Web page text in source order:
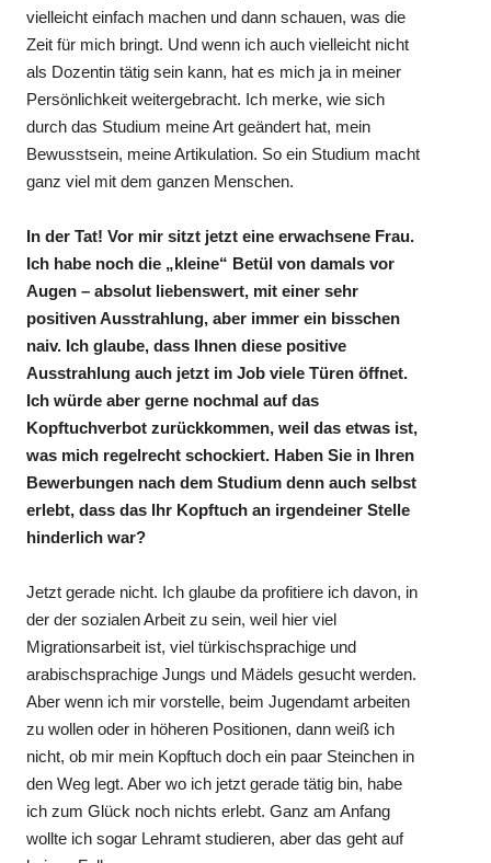
vielleicht einfach machen und dann schauen, was die
Zeit für mich bringt. Und wenn ich auch vielleicht nicht
als Dozentin tätig sein kann, hat es mich ja in meiner
Persönlichkeit weitergebracht. Ich merke, wie sich
durch das Studium meine Art geändert hat, mein
Bewusstsein, meine Artikulation. So ein Studium macht
ganz viel mit dem ganzen Menschen.
In der Tat! Vor mir sitzt jetzt eine erwachsene Frau.
Ich habe noch die „kleine“ Betül von damals vor
Augen – absolut liebenswert, mit einer sehr
positiven Ausstrahlung, aber immer ein bisschen
naiv. Ich glaube, dass Ihnen diese positive
Ausstrahlung auch jetzt im Job viele Türen öffnet.
Ich würde aber gerne nochmal auf das
Kopftuchverbot zurückkommen, weil das etwas ist,
was mich regelrecht schockiert. Haben Sie in Ihren
Bewerbungen nach dem Studium denn auch selbst
erlebt, dass das Ihr Kopftuch an irgendeiner Stelle
hinderlich war?
Jetzt gerade nicht. Ich glaube da profitiere ich davon, in
der der sozialen Arbeit zu sein, weil hier viel
Migrationsarbeit ist, viel türkischsprachige und
arabischsprachige Jungs und Mädels gesucht werden.
Aber wenn ich mir vorstelle, beim Jugendamt arbeiten
zu wollen oder in höheren Positionen, dann weiß ich
nicht, ob mir mein Kopftuch doch ein paar Steinchen in
den Weg legt. Aber wo ich jetzt gerade tätig bin, habe
ich zum Glück noch nichts erlebt. Ganz am Anfang
wollte ich sogar Lehramt studieren, aber das geht auf